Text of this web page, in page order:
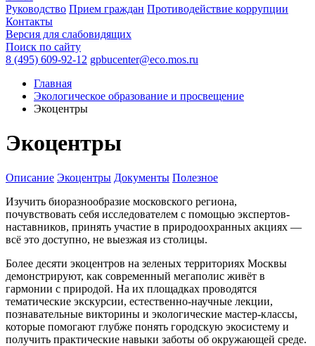
Руководство Прием граждан Противодействие коррупции
Контакты
Версия для слабовидящих
Поиск по сайту
8 (495) 609-92-12 gpbucenter@eco.mos.ru
Главная
Экологическое образование и просвещение
Экоцентры
Экоцентры
Описание Экоцентры Документы Полезное
Изучить биоразнообразие московского региона,
почувствовать себя исследователем с помощью экспертов-
наставников, принять участие в природоохранных акциях —
всё это доступно, не выезжая из столицы.
Более десяти экоцентров на зеленых территориях Москвы
демонстрируют, как современный мегаполис живёт в
гармонии с природой. На их площадках проводятся
тематические экскурсии, естественно-научные лекции,
познавательные викторины и экологические мастер-классы,
которые помогают глубже понять городскую экосистему и
получить практические навыки заботы об окружающей среде.